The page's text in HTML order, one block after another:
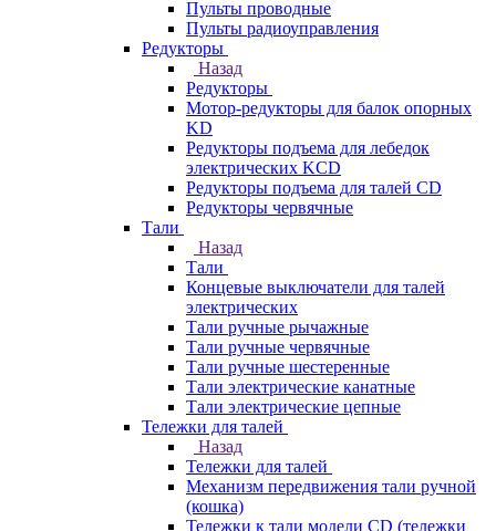
Пульты проводные
Пульты радиоуправления
Редукторы
Назад
Редукторы
Мотор-редукторы для балок опорных
KD
Редукторы подъема для лебедок
электрических KCD
Редукторы подъема для талей CD
Редукторы червячные
Тали
Назад
Тали
Концевые выключатели для талей
электрических
Тали ручные рычажные
Тали ручные червячные
Тали ручные шестеренные
Тали электрические канатные
Тали электрические цепные
Тележки для талей
Назад
Тележки для талей
Механизм передвижения тали ручной
(кошка)
Тележки к тали модели CD (тележки